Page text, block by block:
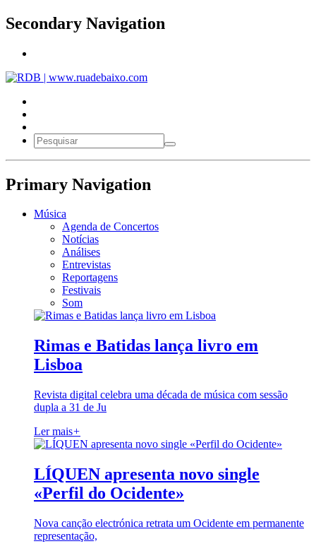
Secondary Navigation
Primary Navigation
Música
Agenda de Concertos
Notícias
Análises
Entrevistas
Reportagens
Festivais
Som
Rimas e Batidas lança livro em
Lisboa
Revista digital celebra uma década de música com sessão
dupla a 31 de Ju
Ler mais+
LÍQUEN apresenta novo single
«Perfil do Ocidente»
Nova canção electrónica retrata um Ocidente em permanente
representação,